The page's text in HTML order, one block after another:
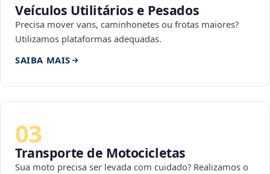
Veículos Utilitários e Pesados
Precisa mover vans, caminhonetes ou frotas maiores?
Utilizamos plataformas adequadas.
SAIBA MAIS
03
Transporte de Motocicletas
Sua moto precisa ser levada com cuidado? Realizamos o